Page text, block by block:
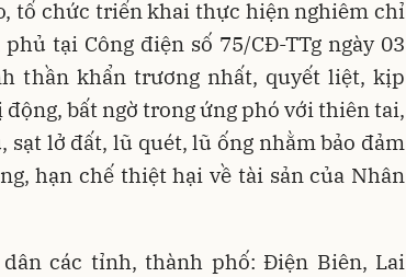
tổ chức triển khai thực hiện nghiêm chỉ
tại Công điện số 75/CĐ-TTg ngày 03
thần khẩn trương nhất, quyết liệt, kịp
bất ngờ trong ứng phó với thiên tai,
sạt lở đất, lũ quét, lũ ống nhằm bảo đảm
hạn chế thiệt hại về tài sản của Nhân
các tỉnh, thành phố: Điện Biên, Lai